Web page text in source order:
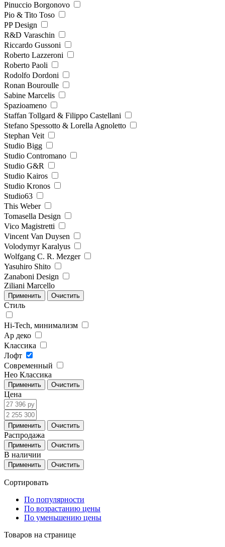
Pinuccio Borgonovo
Pio & Tito Toso
PP Design
R&D Varaschin
Riccardo Gussoni
Roberto Lazzeroni
Roberto Paoli
Rodolfo Dordoni
Ronan Bouroulle
Sabine Marcelis
Spazioameno
Staffan Tollgard & Filippo Castellani
Stefano Spessotto & Lorella Agnoletto
Stephan Veit
Studio Bigg
Studio Contromano
Studio G&R
Studio Kairos
Studio Kronos
Studio63
This Weber
Tomasella Design
Vico Magistretti
Vincent Van Duysen
Volodymyr Karalyus
Wolfgang C. R. Mezger
Yasuhiro Shito
Zanaboni Design
Ziliani Marcello
Стиль
Hi-Tech, минимализм
Ар деко
Классика
Лофт
Современный
Нео Классика
Цена
Распродажа
В наличии
Сортировать
По популярности
По возрастанию цены
По уменьшению цены
Товаров на странице